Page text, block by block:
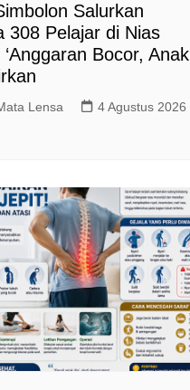
Salurkan
308 Pelajar di Nias
Bocor, Anak
Lensa
4 Agustus 2026